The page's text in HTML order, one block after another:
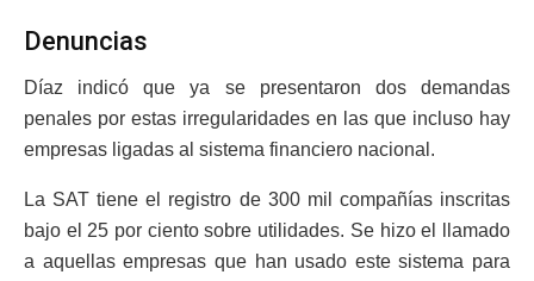
Denuncias
Díaz indicó que ya se presentaron dos demandas
penales por estas irregularidades en las que incluso hay
empresas ligadas al sistema financiero nacional.
La SAT tiene el registro de 300 mil compañías inscritas
bajo el 25 por ciento sobre utilidades. Se hizo el llamado
a aquellas empresas que han usado este sistema para